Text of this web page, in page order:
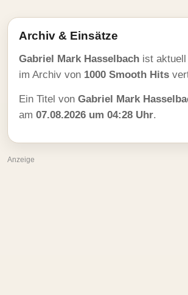
Archiv & Einsätze
Gabriel Mark Hasselbach ist
im Archiv von 1000 Smooth Hits
Ein Titel von Gabriel Mark
am 07.08.2026 um 04:28 Uhr.
Anzeige